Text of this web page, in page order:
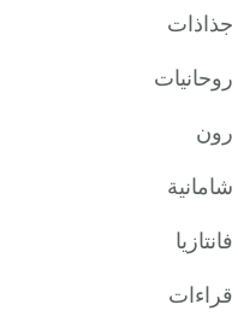
جذاذات
روحانيات
رون
شامانية
فانتازيا
قراءات